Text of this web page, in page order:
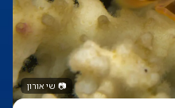
📷 שי אורון